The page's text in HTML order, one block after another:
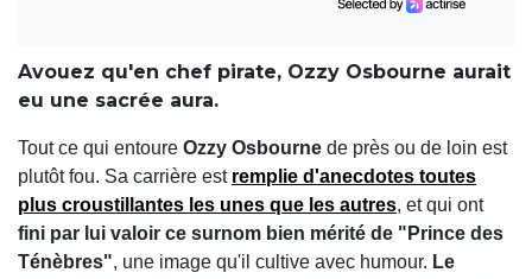
Avouez qu'en chef pirate, Ozzy Osbourne aurait
eu une sacrée aura.
Tout ce qui entoure Ozzy Osbourne de près ou de loin est
plutôt fou. Sa carrière est remplie d'anecdotes toutes
plus croustillantes les unes que les autres, et qui ont
fini par lui valoir ce surnom bien mérité de "Prince des
Ténèbres", une image qu'il cultive avec humour. Le